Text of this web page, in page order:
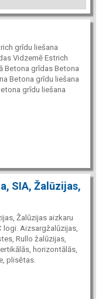
grīdu liešana
Vidzemē Estrich
Betona grīdas Betona
Betona grīdu liešana
grīdu liešana
SIA, Žalūzijas,
Žalūzijas aizkaru
logi. Aizsargžalūzijas,
Rullo žalūzijas,
horizontālās,
plisētas.